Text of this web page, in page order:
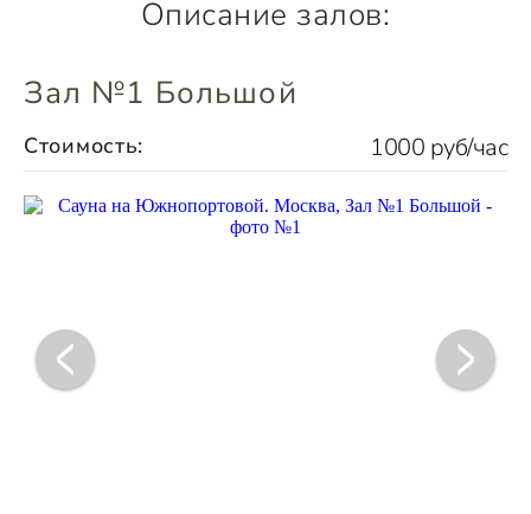
Описание залов:
Зал №1 Большой
Стоимость: 1000 руб/час